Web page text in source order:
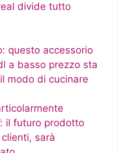
divide tutto
questo accessorio
a basso prezzo sta
modo di cucinare
il futuro prodotto
sarà